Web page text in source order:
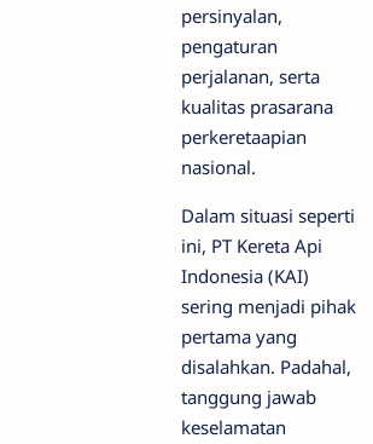
persinyalan,
pengaturan
perjalanan, serta
kualitas prasarana
perkeretaapian
nasional.
Dalam situasi seperti
ini, PT Kereta Api
Indonesia (KAI)
sering menjadi pihak
pertama yang
disalahkan. Padahal,
tanggung jawab
keselamatan